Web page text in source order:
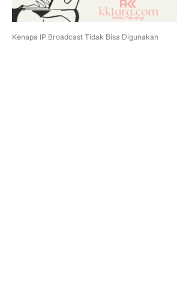
Kenapa IP Broadcast Tidak Bisa Digunakan